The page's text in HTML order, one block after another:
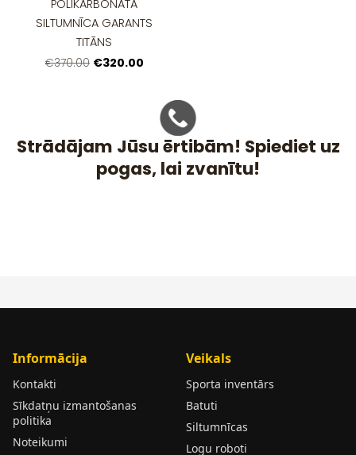
Strādājam Jūsu ērtibām! Spiediet uz
pogas, lai zvanītu!
POLIKARBONĀTA
SILTUMNĪCA GARANTS
TITĀNS
€370.00 €320.00
Informācija
Kontakti
Sīkdatņu izmantošanas
politika
Noteikumi
Veikals
Sporta inventārs
Batuti
Siltumnīcas
Logu roboti